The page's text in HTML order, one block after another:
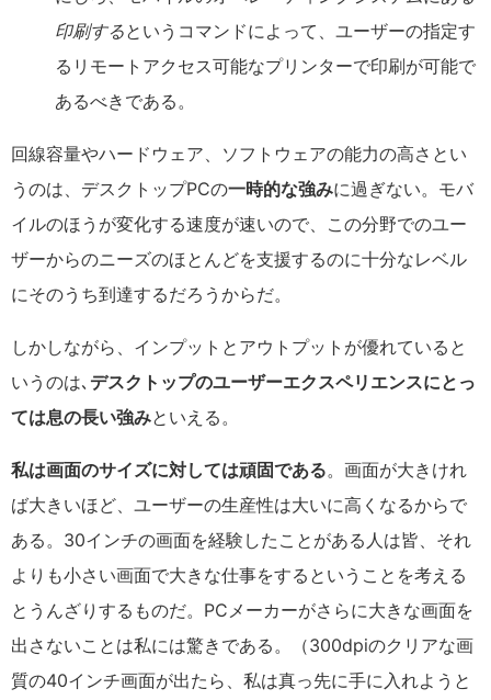
印刷するというコマンドによって、ユーザーの指定す
るリモートアクセス可能なプリンターで印刷が可能で
あるべきである。
回線容量やハードウェア、ソフトウェアの能力の高さとい
うのは、デスクトップPCの一時的な強みに過ぎない。モバ
イルのほうが変化する速度が速いので、この分野でのユー
ザーからのニーズのほとんどを支援するのに十分なレベル
にそのうち到達するだろうからだ。
しかしながら、インプットとアウトプットが優れていると
いうのは､ デスクトップのユーザーエクスペリエンスにとっ
ては息の長い強みといえる。
私は画面のサイズに対しては頑固である。画面が大きけれ
ば大きいほど、ユーザーの生産性は大いに高くなるからで
ある。30インチの画面を経験したことがある人は皆、それ
よりも小さい画面で大きな仕事をするということを考える
とうんざりするものだ。PCメーカーがさらに大きな画面を
出さないことは私には驚きである。（300dpiのクリアな画
質の40インチ画面が出たら、私は真っ先に手に入れようと